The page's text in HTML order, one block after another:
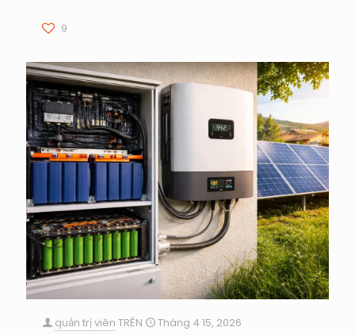
9
quản trị viên TRÊN
Tháng 4 15, 2026